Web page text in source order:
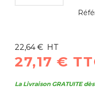
22,64 € HT
27,17 €
La Livraison GRATUITE